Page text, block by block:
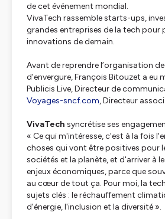
de cet événement mondial.
VivaTech rassemble starts-ups,
grandes entreprises de la tech pour
innovations de demain.
Avant de reprendre l’organisation
d’envergure, François Bitouzet a eu
Publicis Live, Directeur de
Voyages-sncf.com, Directeur
VivaTech syncrétise ses
« Ce qui m'intéresse, c'est à la fois
choses qui vont être positives pour
sociétés et la planète, et d'arriver à
enjeux économiques, parce que
au cœur de tout ça. Pour moi, la
sujets clés : le réchauffement
d'énergie, l'inclusion et la diversité ».